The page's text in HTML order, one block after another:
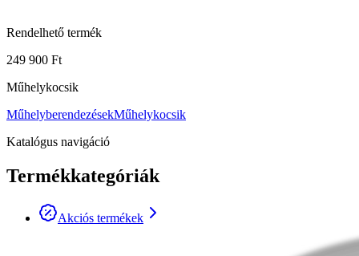
Rendelhető termék
249 900 Ft
Műhelykocsik
MűhelyberendezésekMűhelykocsik
Katalógus navigáció
Termékkategóriák
Akciós termékek